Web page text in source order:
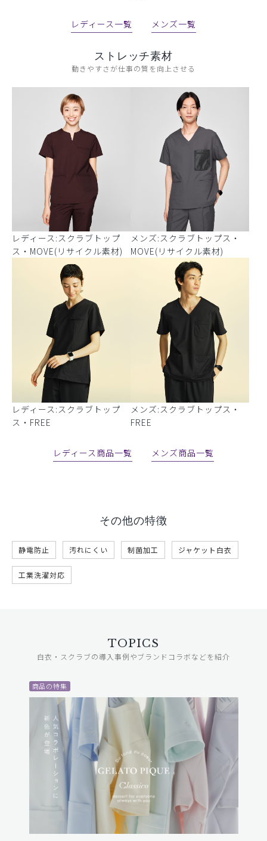
レディース一覧 メンズ一覧
ストレッチ素材
動きやすさが仕事の質を向上させる
レディース:スクラブトップ
ス・MOVE(リサイクル素材)
メンズ:スクラブトップス・
MOVE(リサイクル素材)
レディース:スクラブトップ
ス・FREE
メンズ:スクラブトップス・
FREE
レディース商品一覧 メンズ商品一覧
その他の特徴
静電防止 汚れにくい 制菌加工 ジャケット白衣
工業洗濯対応
TOPICS
白衣・スクラブの導入事例やブランドコラボなどを紹介
商品の特集